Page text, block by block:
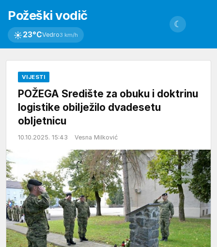
Požeški vodič
☀23°CVedro3 km/h
☾
VIJESTI
POŽEGA Središte za obuku i doktrinu
logistike obilježilo dvadesetu
obljetnicu
10.10.2025. 15:43 Vesna Milković